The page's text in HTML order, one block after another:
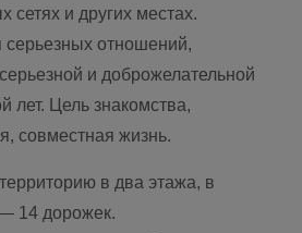
сетях и других местах.
серьезных отношений,
и доброжелательной
лет. Цель знакомства,
совместная жизнь.
в два этажа, в
14 дорожек.